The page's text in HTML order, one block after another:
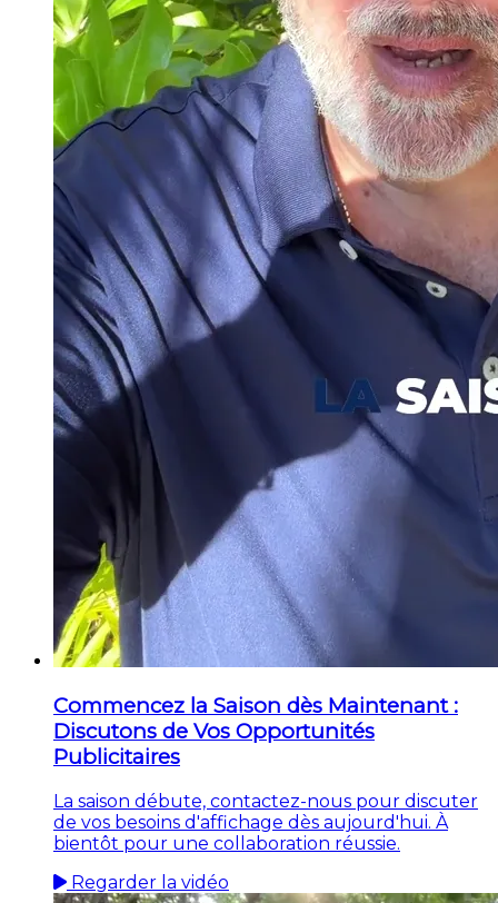
Commencez la Saison dès Maintenant :
Discutons de Vos Opportunités
Publicitaires
La saison débute, contactez-nous pour discuter
de vos besoins d'affichage dès aujourd'hui. À
bientôt pour une collaboration réussie.
Regarder la vidéo